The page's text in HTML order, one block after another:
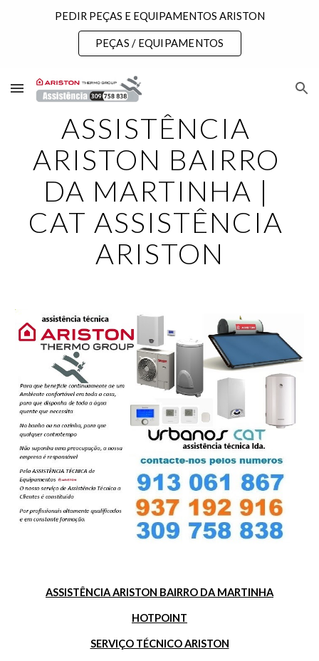
Skip to main content
PEDIR PEÇAS E EQUIPAMENTOS ARISTON
PEÇAS / EQUIPAMENTOS
ASSISTÊNCIA
ARISTON BAIRRO
DA MARTINHA |
CAT ASSISTÊNCIA
ARISTON
ASSISTÊNCIA ARISTON BAIRRO DA MARTINHA
HOTPOINT
SERVIÇO TÉCNICO ARISTON